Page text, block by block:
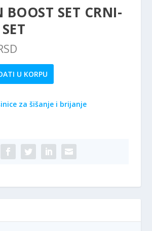
BOOST SET CRNI-
U KORPU
za šišanje i brijanje